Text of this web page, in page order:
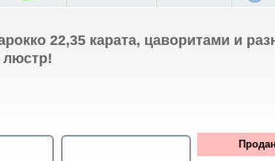
22,35 карата, цаворитами и